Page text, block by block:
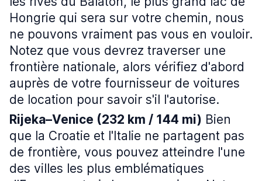
Hongrie qui sera sur votre chemin, nous
ne pouvons vraiment pas vous en vouloir.
Notez que vous devrez traverser une
frontière nationale, alors vérifiez d'abord
auprès de votre fournisseur de voitures
de location pour savoir s'il l'autorise.
Rijeka–Venice (232 km / 144 mi) Bien
que la Croatie et l'Italie ne partagent pas
de frontière, vous pouvez atteindre l'une
des villes les plus emblématiques